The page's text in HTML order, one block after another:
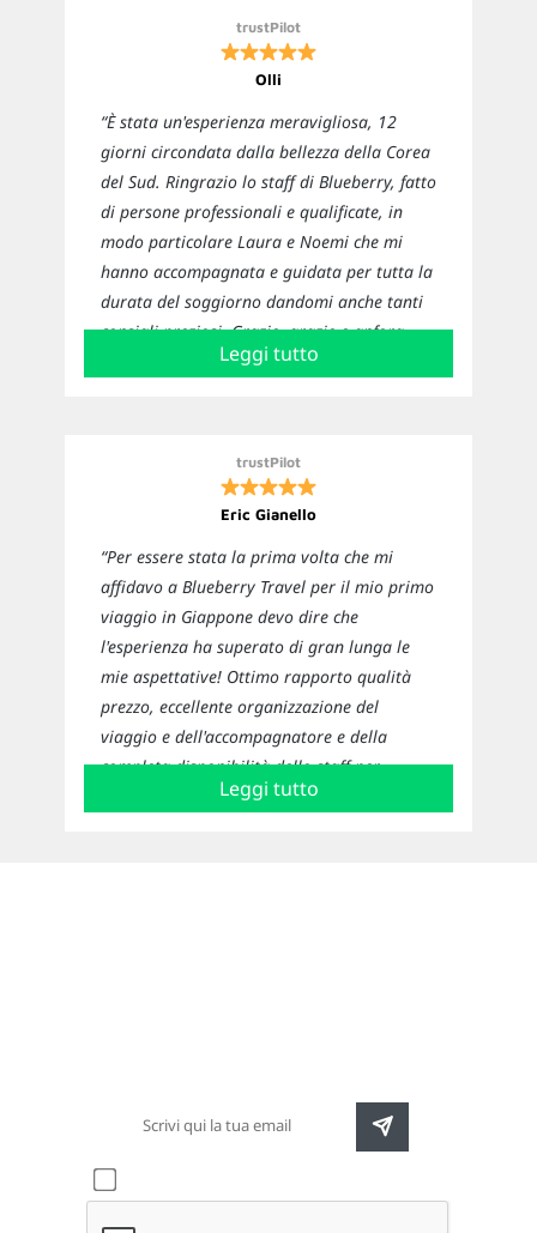
trustPilot
Olli
“È stata un'esperienza meravigliosa, 12
giorni circondata dalla bellezza della Corea
del Sud. Ringrazio lo staff di Blueberry, fatto
di persone professionali e qualificate, in
modo particolare Laura e Noemi che mi
hanno accompagnata e guidata per tutta la
durata del soggiorno dandomi anche tanti
consigli preziosi. Grazie, grazie e anfora
Leggi tutto
trustPilot
Eric Gianello
“Per essere stata la prima volta che mi
affidavo a Blueberry Travel per il mio primo
viaggio in Giappone devo dire che
l'esperienza ha superato di gran lunga le
mie aspettative! Ottimo rapporto qualità
prezzo, eccellente organizzazione del
viaggio e dell'accompagnatore e della
completa disponibilità dello staff per
curiosità e chiarimenti. Sicuramente non
Leggi tutto